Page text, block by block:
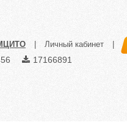
Личный кабинет
17166891